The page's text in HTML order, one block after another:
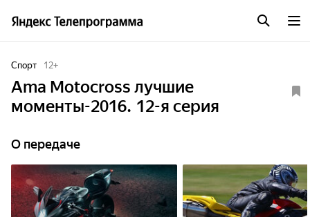
Спорт 12+
Ama Motocross лучшие
моменты-2016. 12-я серия
О передаче